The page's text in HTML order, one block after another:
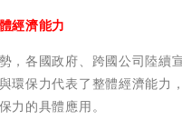
經濟能力
，各國政府、跨國公司陸
環保力代表了整體經濟能
力的具體應用。